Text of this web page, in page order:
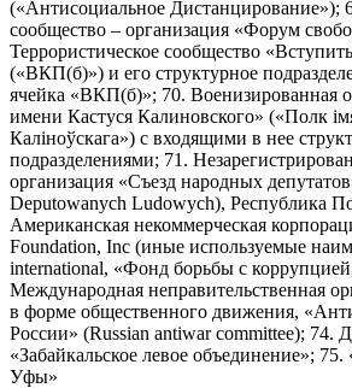
(«Антисоциальное Дистанцирование»);
сообщество – организация «Форум
Террористическое сообщество
(«ВКП(б)») и его структурное
ячейка «ВКП(б)»; 70. Военизированная
имени Кастуся Калиновского» («Полк
Калiноўскага») с входящими в нее
подразделениями; 71.
организация «Съезд народных
Deputowanych Ludowych), Республика
Американская некоммерческая
Foundation, Inc (иные используемые
international, «Фонд борьбы с
Международная неправительственная
в форме общественного движения,
России» (Russian antiwar committee); 74.
«Забайкальское левое объединение»;
Уфы»